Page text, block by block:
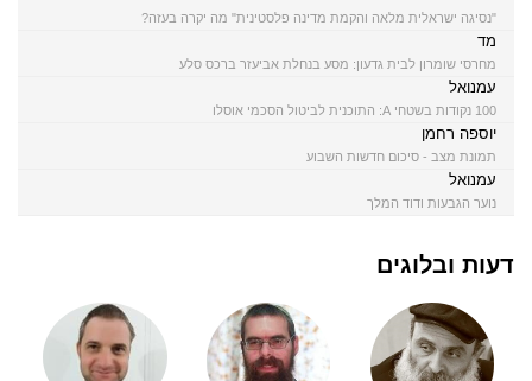
"נסיגה ישראלית מלאה והקמת מדינה פלסטינית" מה יקרה בעזה?
מד
מחרסי שומרון לבית גדעון: מסע בנחלת אביעזר ברכס סלע
עמנואל
100 נקודות בשטחי A: התוכנית לביטול הסכמי אוסלו
יוספה רחמן
תמונת מצב - סיכום חדשות השבוע
עמנואל
נוער הגבעות ודוד המלך
דעות ובלוגים